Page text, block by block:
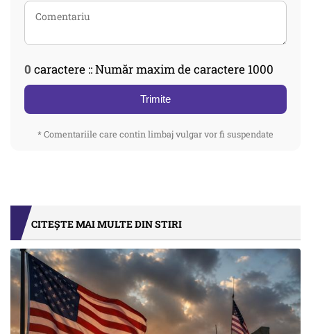
0 caractere :: Număr maxim de caractere 1000
Trimite
* Comentariile care contin limbaj vulgar vor fi suspendate
CITEȘTE MAI MULTE DIN STIRI